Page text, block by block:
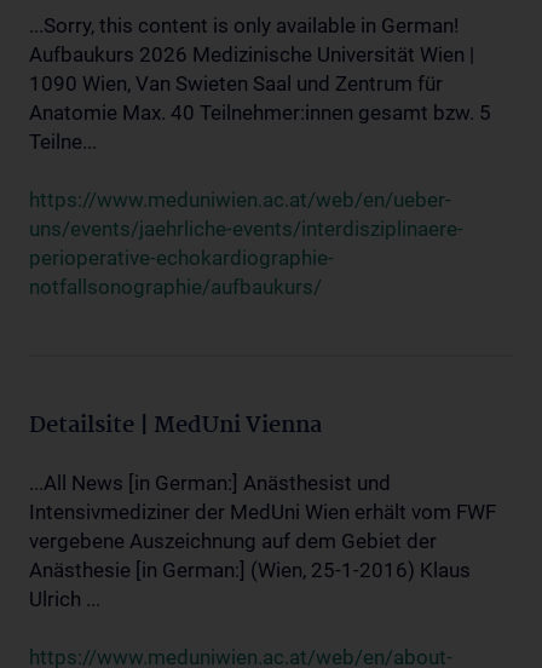
...Sorry, this content is only available in German!
Aufbaukurs 2026 Medizinische Universität Wien |
1090 Wien, Van Swieten Saal und Zentrum für
Anatomie Max. 40 Teilnehmer:innen gesamt bzw. 5
Teilne...
https://www.meduniwien.ac.at/web/en/ueber-
uns/events/jaehrliche-events/interdisziplinaere-
perioperative-echokardiographie-
notfallsonographie/aufbaukurs/
Detailsite | MedUni Vienna
...All News [in German:] Anästhesist und
Intensivmediziner der MedUni Wien erhält vom FWF
vergebene Auszeichnung auf dem Gebiet der
Anästhesie [in German:] (Wien, 25-1-2016) Klaus
Ulrich ...
https://www.meduniwien.ac.at/web/en/about-